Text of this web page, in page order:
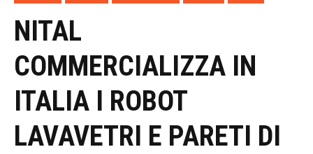
NITAL
COMMERCIALIZZA IN
ITALIA I ROBOT
LAVAVETRI E PARETI DI